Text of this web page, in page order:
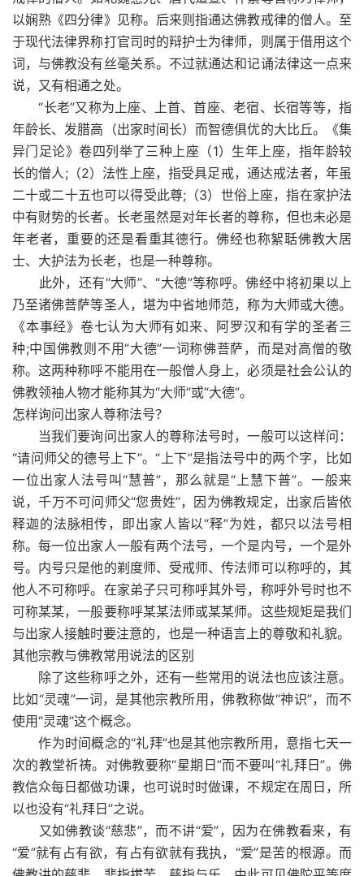
以娴熟《四分律》见称。后来则指通达佛教戒律的僧人。至
于现代法律界称打官司时的辩护士为律师，则属于借用这个
词，与佛教没有丝毫关系。不过就通达和记诵法律这一点来
说，又有相通之处。
“长老”又称为上座、上首、首座、老宿、长宿等等，指
年龄长、发腊高（出家时间长）而智德俱优的大比丘。《集
异门足论》卷四列举了三种上座（1）生年上座，指年龄较
长的僧人;（2）法性上座，指受具足戒，通达戒法者，年虽
二十或二十五也可以得受此尊;（3）世俗上座，指在家护法
中有财势的长者。长老虽然是对年长者的尊称，但也未必是
年老者，重要的还是看重其德行。佛经也称絮聒佛教大居
士、大护法为长老，也是一种尊称。
此外，还有“大师”、“大德”等称呼。佛经中将初果以上
乃至诸佛菩萨等圣人，堪为中省地师范，称为大师或大德。
《本事经》卷七认为大师有如来、阿罗汉和有学的圣者三
种;中国佛教则不用“大德”一词称佛菩萨，而是对高僧的敬
称。这两种称呼不能用在一般僧人身上，必须是社会公认的
佛教领袖人物才能称其为“大师”或“大德”。
怎样询问出家人尊称法号？
当我们要询问出家人的尊称法号时，一般可以这样问：
“请问师父的德号上下”。“上下”是指法号中的两个字，比如
一位出家人法号叫“慧普”，那么就是“上慧下普”。一般来
说，千万不可问师父“您贵姓”，因为佛教规定，出家后皆依
释迦的法脉相传，即出家人皆以“释”为姓，都只以法号相
称。每一位出家人一般有两个法号，一个是内号，一个是外
号。内号只是他的剃度师、受戒师、传法师可以称呼的，其
他人不可称呼。在家弟子只可称呼其外号，称呼外号时也不
可称某某，一般要称呼某某法师或某某师。这些规矩是我们
与出家人接触时要注意的，也是一种语言上的尊敬和礼貌。
其他宗教与佛教常用说法的区别
除了这些称呼之外，还有一些常用的说法也应该注意。
比如“灵魂”一词，是其他宗教所用，佛教称做“神识”，而不
使用“灵魂”这个概念。
作为时间概念的“礼拜”也是其他宗教所用，意指七天一
次的教堂祈祷。对佛教要称“星期日”而不要叫“礼拜日”。佛
教信众每日都做功课，也可说时时做课，不规定在周日，所
以也没有“礼拜日”之说。
又如佛教谈“慈悲”，而不讲“爱”，因为在佛教看来，有
“爱”就有占有欲，有占有欲就有我执，“爱”是苦的根源。而